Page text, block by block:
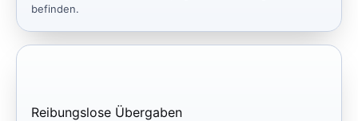
befinden.
Reibungslose Übergaben